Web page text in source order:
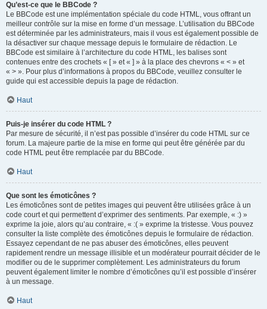
Qu’est-ce que le BBCode ?
Le BBCode est une implémentation spéciale du code HTML, vous offrant un
meilleur contrôle sur la mise en forme d’un message. L’utilisation du BBCode
est déterminée par les administrateurs, mais il vous est également possible de
la désactiver sur chaque message depuis le formulaire de rédaction. Le
BBCode est similaire à l’architecture du code HTML, les balises sont
contenues entre des crochets « [ » et « ] » à la place des chevrons « < » et
« > ». Pour plus d’informations à propos du BBCode, veuillez consulter le
guide qui est accessible depuis la page de rédaction.
Haut
Puis-je insérer du code HTML ?
Par mesure de sécurité, il n’est pas possible d’insérer du code HTML sur ce
forum. La majeure partie de la mise en forme qui peut être générée par du
code HTML peut être remplacée par du BBCode.
Haut
Que sont les émoticônes ?
Les émoticônes sont de petites images qui peuvent être utilisées grâce à un
code court et qui permettent d’exprimer des sentiments. Par exemple, « :) »
exprime la joie, alors qu’au contraire, « :( » exprime la tristesse. Vous pouvez
consulter la liste complète des émoticônes depuis le formulaire de rédaction.
Essayez cependant de ne pas abuser des émoticônes, elles peuvent
rapidement rendre un message illisible et un modérateur pourrait décider de le
modifier ou de le supprimer complètement. Les administrateurs du forum
peuvent également limiter le nombre d’émoticônes qu’il est possible d’insérer
à un message.
Haut